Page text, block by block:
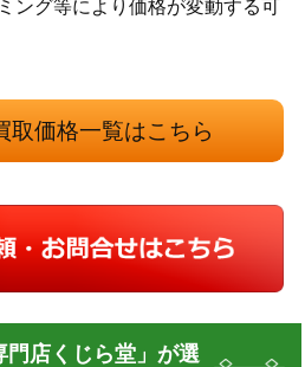
ング等により価格が変動する可
取価格一覧はこちら
門店くじら堂」が選